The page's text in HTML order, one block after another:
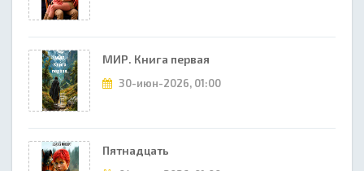
МИР. Книга первая
30-июн-2026, 01:00
Пятнадцать